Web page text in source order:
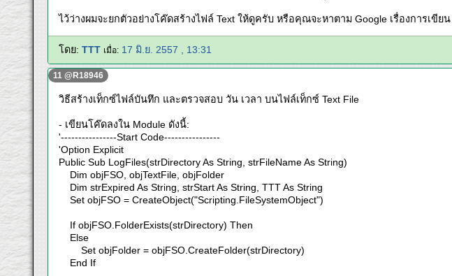
ไว้ว่างผมจะยกตัวอย่างโค๊ดสร้างไฟล์ Text ให้ดูครับ หรือคุณจะหาตาม Google เรื่องการเขี
โดย: TTT เมื่อ: 17 มิ.ย. 2557 , 13:31
11 @R18946
วิธีสร้างเท็กซ์ไฟล์บันทึก และตรวจสอบ วัน เวลา บนไฟล์เท็กซ์ Text File
- เขียนโค๊ดลงใน Module ดังนี้:
'----------------Start Code----------------
'Option Explicit
Public Sub LogFiles(strDirectory As String, strFileName As String)
Dim objFSO, objTextFile, objFolder
Dim strExpired As String, strStart As String, TTT As String
Set objFSO = CreateObject("Scripting.FileSystemObject")
If objFSO.FolderExists(strDirectory) Then
Else
Set objFolder = objFSO.CreateFolder(strDirectory)
End If